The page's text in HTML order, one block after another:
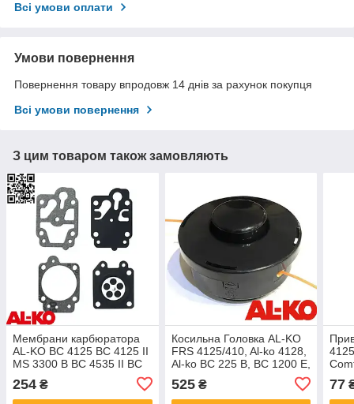
Всі умови оплати
Умови повернення
Повернення товару впродовж 14 днів за рахунок покупця
Всі умови повернення
З цим товаром також замовляють
Мембрани карбюратора
AL-KO BC 4125 BC 4125 II
MS 3300 B BC 4535 II BC
254 ₴
Косильна Головка AL-KO
FRS 4125/410, Al-ko 4128,
Al-ko BC 225 B, BC 1200 E,
525₴ 77